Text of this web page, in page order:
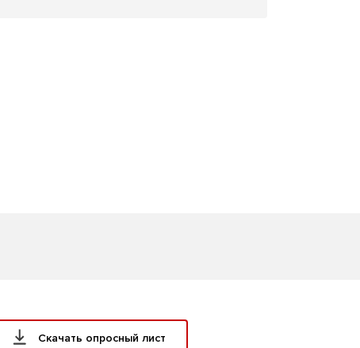
Скачать опросный лист